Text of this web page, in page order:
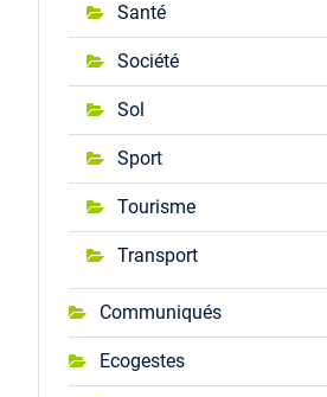
Santé
Société
Sol
Sport
Tourisme
Transport
Communiqués
Ecogestes